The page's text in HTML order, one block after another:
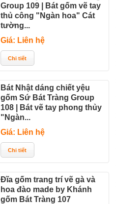
Group 109 | Bát gốm vẽ tay
thủ công "Ngàn hoa" Cát
tường...
Giá: Liên hệ
Bát Nhật dáng chiết yệu
gốm Sứ Bát Tràng Group
108 | Bát vẽ tay phong thủy
"Ngàn...
Giá: Liên hệ
Đĩa gốm trang trí vẽ gà và
hoa đào made by Khánh
gốm Bát Tràng 107